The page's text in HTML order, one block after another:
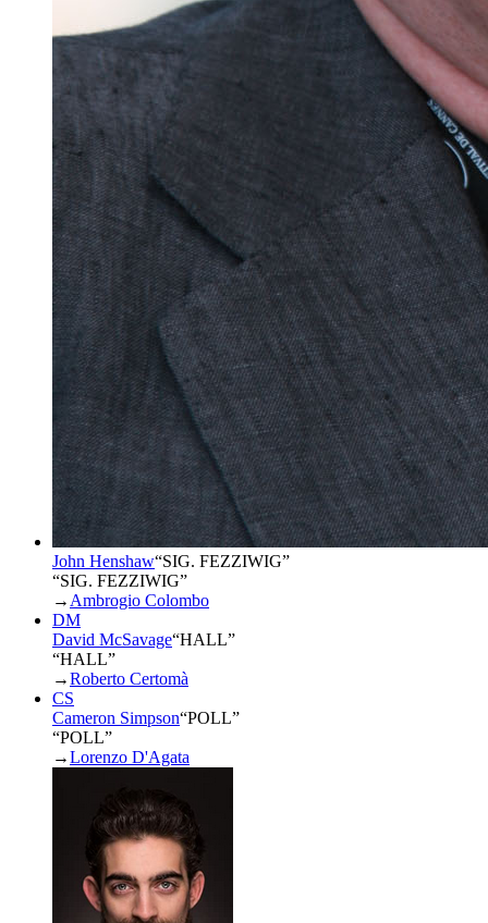
John Henshaw“SIG. FEZZIWIG”
“SIG. FEZZIWIG”
→ Ambrogio Colombo
DM
David McSavage“HALL”
“HALL”
→Roberto Certomà
CS
Cameron Simpson“POLL”
“POLL”
→Lorenzo D'Agata